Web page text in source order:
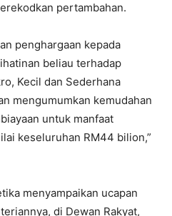
pertambahan.
penghargaan kepada
beliau terhadap
Kecil dan Sederhana
mengumumkan kemudahan
untuk manfaat
keseluruhan RM44 bilion,”
menyampaikan ucapan
di Dewan Rakyat,